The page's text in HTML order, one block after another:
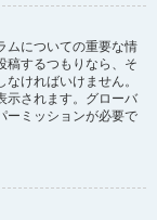
ムについての重要な情
稿するつもりなら、そ
ければいけません。
示されます。グローバ
ーミッションが必要で